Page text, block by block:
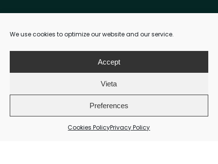
We use cookies to optimize our website and our service.
Accept
Vieta
Preferences
Cookies PolicyPrivacy Policy
Account
Pagamenti
Metodi di pagamento: